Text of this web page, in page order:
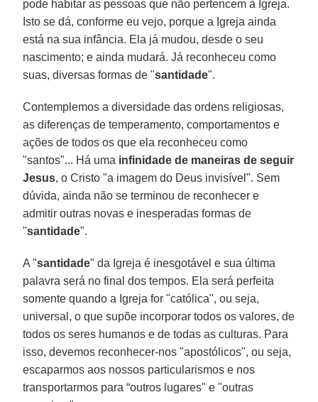
pode habitar as pessoas que não pertencem à Igreja.
Isto se dá, conforme eu vejo, porque a Igreja ainda
está na sua infância. Ela já mudou, desde o seu
nascimento; e ainda mudará. Já reconheceu como
suas, diversas formas de "santidade".
Contemplemos a diversidade das ordens religiosas,
as diferenças de temperamento, comportamentos e
ações de todos os que ela reconheceu como
"santos"... Há uma infinidade de maneiras de seguir
Jesus, o Cristo "a imagem do Deus invisível". Sem
dúvida, ainda não se terminou de reconhecer e
admitir outras novas e inesperadas formas de
"santidade".
A "santidade" da Igreja é inesgotável e sua última
palavra será no final dos tempos. Ela será perfeita
somente quando a Igreja for "católica", ou seja,
universal, o que supõe incorporar todos os valores, de
todos os seres humanos e de todas as culturas. Para
isso, devemos reconhecer-nos "apostólicos", ou seja,
escaparmos aos nossos particularismos e nos
transportarmos para “outros lugares" e "outras